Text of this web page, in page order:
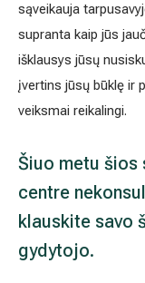
sąveikauja
supranta kaip jūs
išklausys jūsų
įvertins jūsų būklę ir
veiksmai reikalingi.
Šiuo metu šios
centre
klauskite savo
gydytojo.
Mamologija (Krūtų
Hila paslaugos
Sveikatos patarimai